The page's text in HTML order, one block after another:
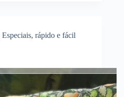
Especiais, rápido e fácil